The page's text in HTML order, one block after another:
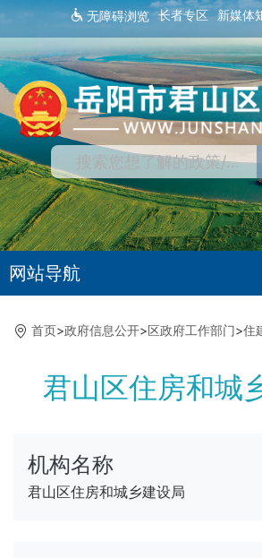
无障碍浏览 长者专区 新媒体
网站导航
首页>政府信息公开>区政府工作部门>住
君山区住房和城
机构名称
君山区住房和城乡建设局